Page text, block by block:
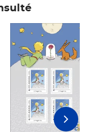
7,50€